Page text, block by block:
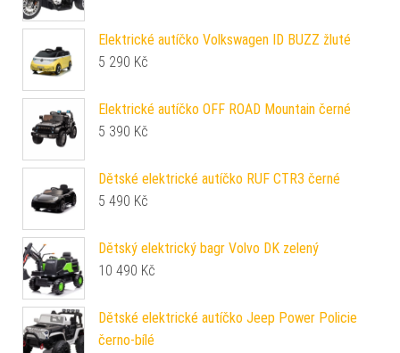
Elektrické autíčko Volkswagen ID BUZZ žluté
5 290 Kč
Elektrické autíčko OFF ROAD Mountain černé
5 390 Kč
Dětské elektrické autíčko RUF CTR3 černé
5 490 Kč
Dětský elektrický bagr Volvo DK zelený
10 490 Kč
Dětské elektrické autíčko Jeep Power Policie
černo-bílé